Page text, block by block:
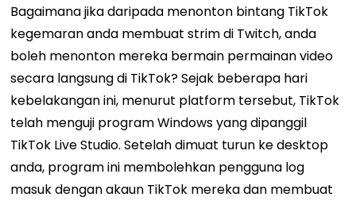
Bagaimana jika daripada menonton bintang TikTok
kegemaran anda membuat strim di Twitch, anda
boleh menonton mereka bermain permainan video
secara langsung di TikTok? Sejak beberapa hari
kebelakangan ini, menurut platform tersebut, TikTok
telah menguji program Windows yang dipanggil
TikTok Live Studio. Setelah dimuat turun ke desktop
anda, program ini membolehkan pengguna log
masuk dengan akaun TikTok mereka dan membuat